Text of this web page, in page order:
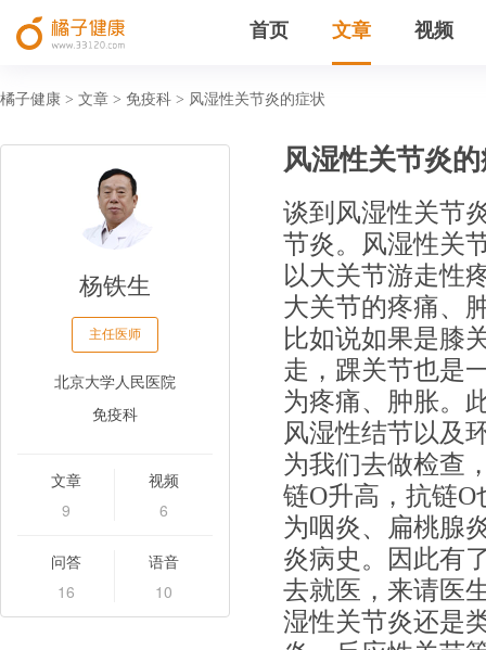
首页 文章 视频
橘子健康 > 文章 > 免疫科 > 风湿性关节炎的症状
杨铁生
主任医师
北京大学人民医院
免疫科
文章
9
视频
6
问答
16
语音
10
风湿性关节炎
谈到风湿性关节
节炎。风湿性关
以大关节游走性
大关节的疼痛、
比如说如果是膝
走，踝关节也是
为疼痛、肿胀。
风湿性结节以及
为我们去做检查
链O升高，抗链
为咽炎、扁桃腺
炎病史。因此有
去就医，来请医
湿性关节炎还是